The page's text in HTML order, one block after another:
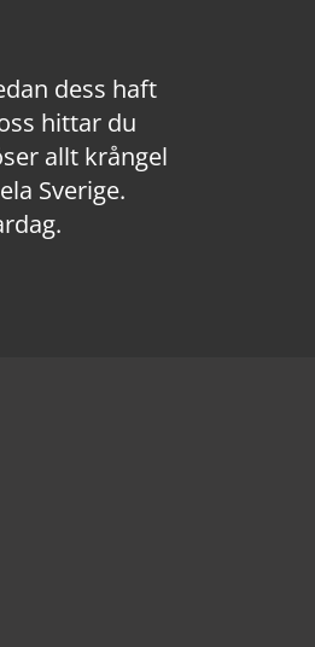
dess haft
hittar du
allt krångel
Sverige.